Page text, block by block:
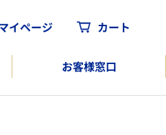
イページ カート
お客様窓口